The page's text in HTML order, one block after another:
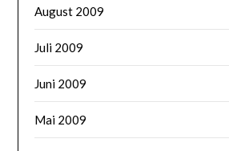
August 2009
Juli 2009
Juni 2009
Mai 2009